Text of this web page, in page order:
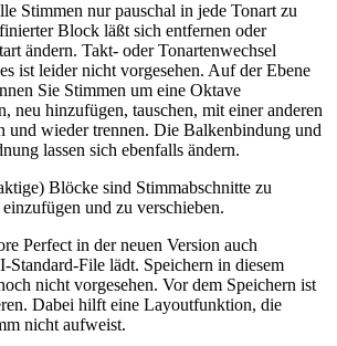
Stimmen nur pauschal in jede Tonart zu
Block läßt sich entfernen oder
ändern. Takt- oder Tonartenwechsel
ist leider nicht vorgesehen. Auf der Ebene
Sie Stimmen um eine Oktave
neu hinzufügen, tauschen, mit einer anderen
und wieder trennen. Die Balkenbindung und
lassen sich ebenfalls ändern.
Blöcke sind Stimmabschnitte zu
und zu verschieben.
Perfect in der neuen Version auch
File lädt. Speichern in diesem
nicht vorgesehen. Vor dem Speichern ist
Dabei hilft eine Layoutfunktion, die
nicht aufweist.